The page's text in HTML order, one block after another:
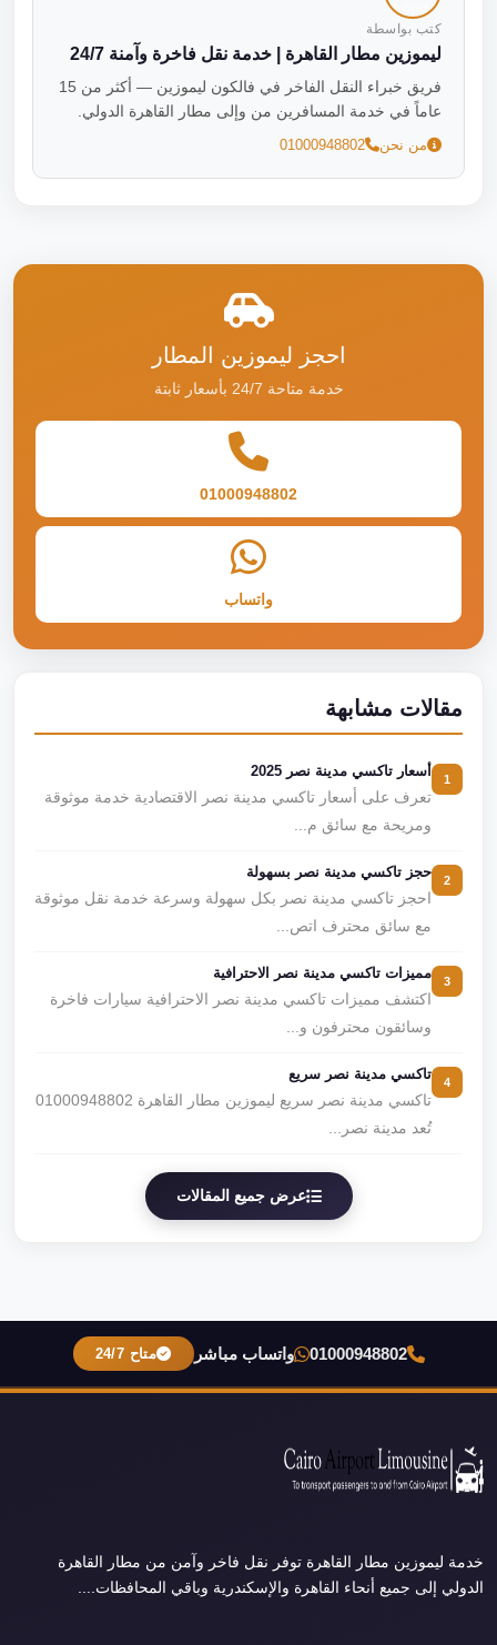
كتب بواسطة
ليموزين مطار القاهرة | خدمة نقل فاخرة وآمنة 24/7
فريق خبراء النقل الفاخر في فالكون ليموزين — أكثر من 15
عاماً في خدمة المسافرين من وإلى مطار القاهرة الدولي.
من نحن 01000948802
احجز ليموزين المطار
خدمة متاحة 24/7 بأسعار ثابتة
01000948802
واتساب
مقالات مشابهة
أسعار تاكسي مدينة نصر 2025
تعرف على أسعار تاكسي مدينة نصر الاقتصادية خدمة موثوقة
ومريحة مع سائق م...
حجز تاكسي مدينة نصر بسهولة
احجز تاكسي مدينة نصر بكل سهولة وسرعة خدمة نقل موثوقة
مع سائق محترف اتص...
مميزات تاكسي مدينة نصر الاحترافية
اكتشف مميزات تاكسي مدينة نصر الاحترافية سيارات فاخرة
وسائقون محترفون و...
تاكسي مدينة نصر سريع
تاكسي مدينة نصر سريع ليموزين مطار القاهرة 01000948802
تُعد مدينة نصر...
عرض جميع المقالات
01000948802 واتساب مباشر متاح 24/7
خدمة ليموزين مطار القاهرة توفر نقل فاخر وآمن من مطار القاهرة
الدولي إلى جميع أنحاء القاهرة والإسكندرية وباقي المحافظات....